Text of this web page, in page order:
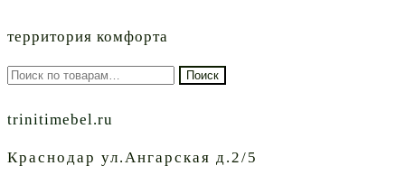
территория комфорта
Искать: Поиск
trinitimebel.ru
Краснодар ул.Ангарская д.2/5